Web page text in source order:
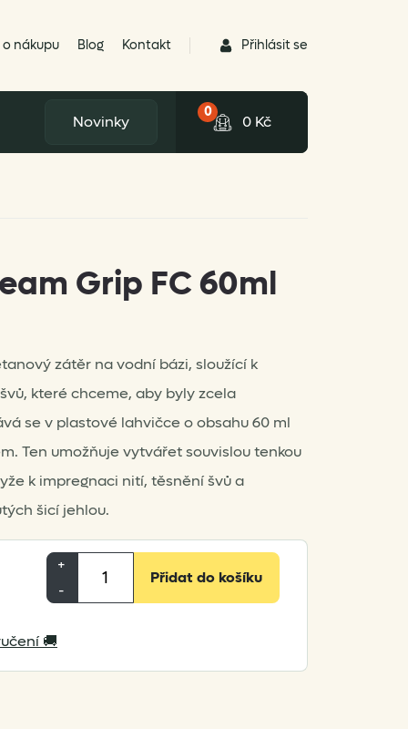
o nákupu Blog Kontakt Přihlásit se
Novinky
0
0 Kč
Grip FC 60ml
zátěr na vodní bázi, sloužící k
které chceme, aby byly zcela
se v plastové lahvičce o obsahu 60 ml
Ten umožňuje vytvářet souvislou tenkou
k impregnaci nití, těsnění švů a
šicí jehlou.
+
-
Přidat do košíku
🚚